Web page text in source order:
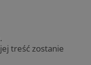
treść zostanie